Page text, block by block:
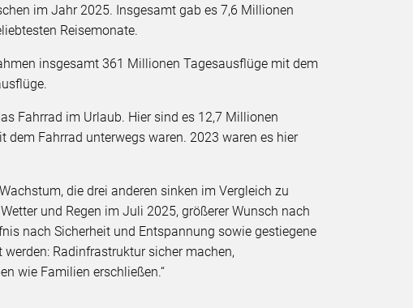
im Jahr 2025. Insgesamt gab es 7,6 Millionen
Reisemonate.
insgesamt 361 Millionen Tagesausflüge mit dem
Fahrrad im Urlaub. Hier sind es 12,7 Millionen
Fahrrad unterwegs waren. 2023 waren es hier
die drei anderen sinken im Vergleich zu
und Regen im Juli 2025, größerer Wunsch nach
nach Sicherheit und Entspannung sowie gestiegene
werden: Radinfrastruktur sicher machen,
wie Familien erschließen.“